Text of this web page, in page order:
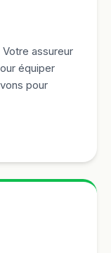
assureur
équiper
pour